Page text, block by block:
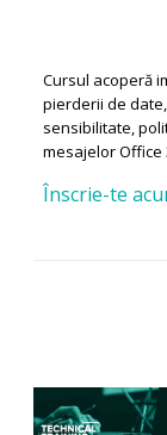
Cursul acoperă
pierderii de
sensibilitate,
mesajelor Office
Înscrie-te